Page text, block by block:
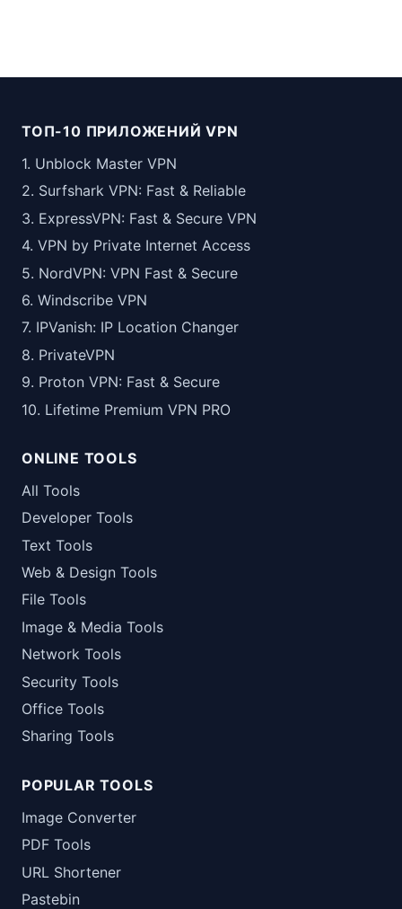
ТОП-10 ПРИЛОЖЕНИЙ VPN
1. Unblock Master VPN
2. Surfshark VPN: Fast & Reliable
3. ExpressVPN: Fast & Secure VPN
4. VPN by Private Internet Access
5. NordVPN: VPN Fast & Secure
6. Windscribe VPN
7. IPVanish: IP Location Changer
8. PrivateVPN
9. Proton VPN: Fast & Secure
10. Lifetime Premium VPN PRO
ONLINE TOOLS
All Tools
Developer Tools
Text Tools
Web & Design Tools
File Tools
Image & Media Tools
Network Tools
Security Tools
Office Tools
Sharing Tools
POPULAR TOOLS
Image Converter
PDF Tools
URL Shortener
Pastebin